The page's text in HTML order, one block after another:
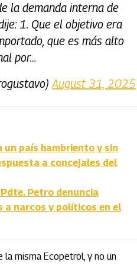
la demanda interna de
1. Que el objetivo era
que es más alto
por…
August 31, 2025
un país hambriento y sin
a concejales del
Petro denuncia
a narcos y políticos en el
misma Ecopetrol, y no un